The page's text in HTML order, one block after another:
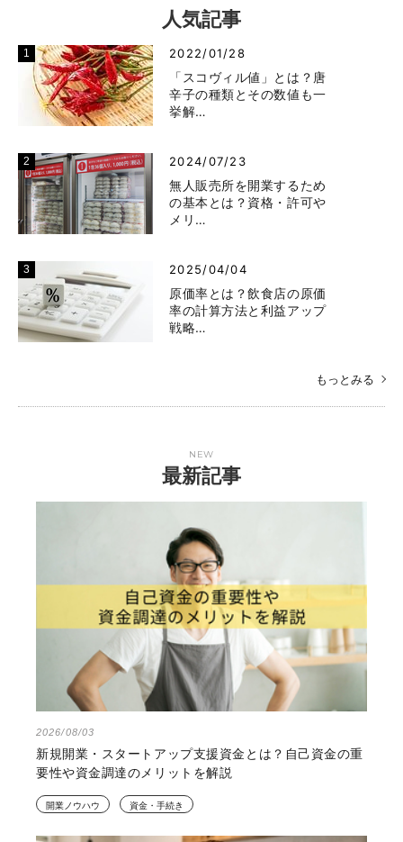
人気記事
2022/01/28
「スコヴィル値」とは？唐
辛子の種類とその数値も一
挙解…
2024/07/23
無人販売所を開業するため
の基本とは？資格・許可や
メリ…
2025/04/04
原価率とは？飲食店の原価
率の計算方法と利益アップ
戦略…
もっとみる
NEW
最新記事
2026/08/03
新規開業・スタートアップ支援資金とは？自己資金の重
要性や資金調達のメリットを解説
開業ノウハウ 資金・手続き